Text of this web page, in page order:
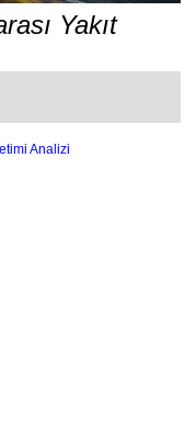
Yakıt
Analizi